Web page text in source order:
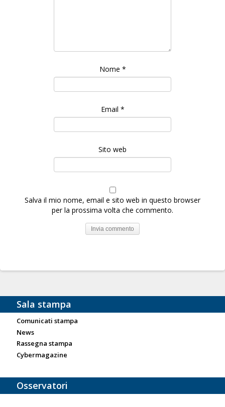
Nome *
Email *
Sito web
Salva il mio nome, email e sito web in questo browser
per la prossima volta che commento.
Sala stampa
Comunicati stampa
News
Rassegna stampa
Cybermagazine
Osservatori